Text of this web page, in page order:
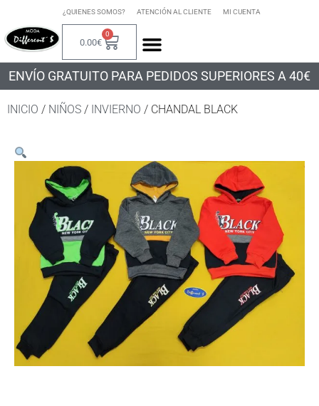
¿QUIENES SOMOS? ATENCIÓN AL CLIENTE MI CUENTA
0.00€
0
ENVÍO GRATUITO PARA PEDIDOS SUPERIORES A 40€
INICIO / NIÑOS / INVIERNO / CHANDAL BLACK